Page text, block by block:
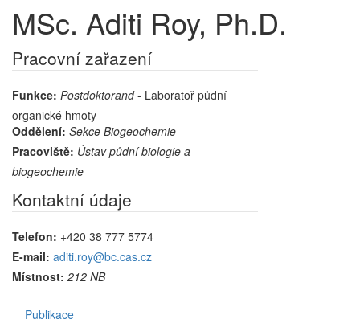
MSc. Aditi Roy, Ph.D.
Pracovní zařazení
Funkce: Postdoktorand- Laboratoř půdní
organické hmoty
Oddělení: Sekce Biogeochemie
Pracoviště: Ústav půdní biologie a
biogeochemie
Kontaktní údaje
Telefon: +420 38 777 5774
E-mail: aditi.roy@bc.cas.cz
Místnost: 212 NB
Publikace